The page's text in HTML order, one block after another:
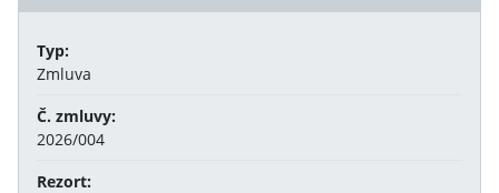
Typ:
Zmluva
Č. zmluvy:
2026/004
Rezort: